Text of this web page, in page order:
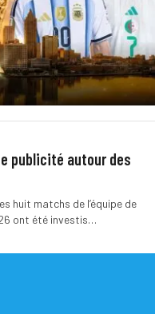
publicité autour des
huit matchs de l’équipe de
ont été investis…